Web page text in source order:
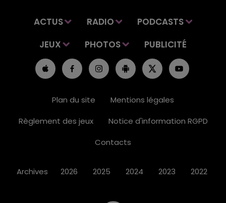
ACTUS RADIO
PODCASTS
JEUX
PHOTOS PUBLICITÉ
Plan du site
Mentions légales
Règlement des jeux
Notice d'information RGPD
Contacts
Archives 2026 2025 2024 2023 2022